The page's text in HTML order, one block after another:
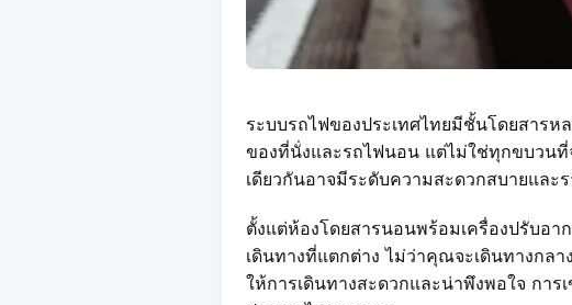
ระบบรถไฟของประเทศไทยมีชั้นโดยสาร
ของที่นั่งและรถไฟนอน แต่ไม่ใช่ทุกขบวน
เดียวกันอาจมีระดับความสะดวกสบายแล
ตั้งแต่ห้องโดยสารนอนพร้อมเครื่องปรับอ
เดินทางที่แตกต่าง ไม่ว่าคุณจะเดินทางกล
ให้การเดินทางสะดวกและน่าพึงพอใจ กา